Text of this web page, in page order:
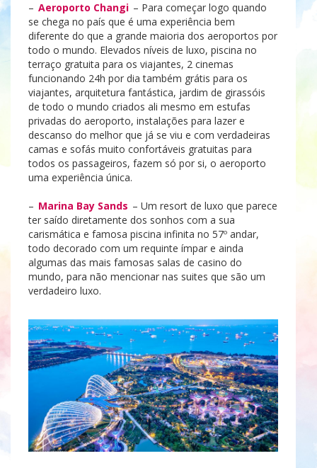
– Aeroporto Changi – Para começar logo quando
se chega no país que é uma experiência bem
diferente do que a grande maioria dos aeroportos por
todo o mundo. Elevados níveis de luxo, piscina no
terraço gratuita para os viajantes, 2 cinemas
funcionando 24h por dia também grátis para os
viajantes, arquitetura fantástica, jardim de girassóis
de todo o mundo criados ali mesmo em estufas
privadas do aeroporto, instalações para lazer e
descanso do melhor que já se viu e com verdadeiras
camas e sofás muito confortáveis gratuitas para
todos os passageiros, fazem só por si, o aeroporto
uma experiência única.
– Marina Bay Sands – Um resort de luxo que parece
ter saído diretamente dos sonhos com a sua
carismática e famosa piscina infinita no 57º andar,
todo decorado com um requinte ímpar e ainda
algumas das mais famosas salas de casino do
mundo, para não mencionar nas suites que são um
verdadeiro luxo.